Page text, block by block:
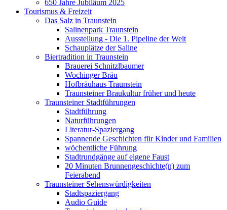
650 Jahre Jubiläum 2025
Tourismus & Freizeit
Das Salz in Traunstein
Salinenpark Traunstein
Ausstellung - Die 1. Pipeline der Welt
Schauplätze der Saline
Biertradition in Traunstein
Brauerei Schnitzlbaumer
Wochinger Bräu
Hofbräuhaus Traunstein
Traunsteiner Braukultur früher und heute
Traunsteiner Stadtführungen
Stadtführung
Naturführungen
Literatur-Spaziergang
Spannende Geschichten für Kinder und Familien
wöchentliche Führung
Stadtrundgänge auf eigene Faust
20 Minuten Brunnengeschichte(n) zum
Feierabend
Traunsteiner Sehenswürdigkeiten
Stadtspaziergang
Audio Guide